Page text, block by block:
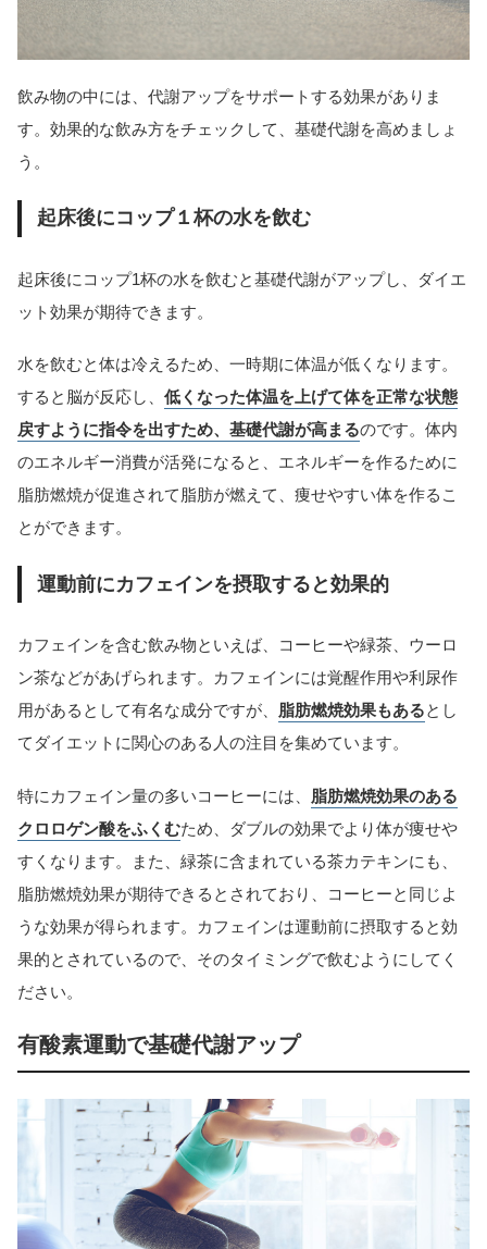
飲み物の中には、代謝アップをサポートする効果がありま
す。効果的な飲み方をチェックして、基礎代謝を高めましょ
う。
起床後にコップ１杯の水を飲む
起床後にコップ1杯の水を飲むと基礎代謝がアップし、ダイエ
ット効果が期待できます。
水を飲むと体は冷えるため、一時期に体温が低くなります。
すると脳が反応し、 低くなった体温を上げて体を正常な状態
戻すように指令を出すため、基礎代謝が高まるのです。体内
のエネルギー消費が活発になると、エネルギーを作るために
脂肪燃焼が促進されて脂肪が燃えて、痩せやすい体を作るこ
とができます。
運動前にカフェインを摂取すると効果的
カフェインを含む飲み物といえば、コーヒーや緑茶、ウーロ
ン茶などがあげられます。カフェインには覚醒作用や利尿作
用があるとして有名な成分ですが、 脂肪燃焼効果もあるとし
てダイエットに関心のある人の注目を集めています。
特にカフェイン量の多いコーヒーには、 脂肪燃焼効果のある
クロロゲン酸をふくむため、ダブルの効果でより体が痩せや
すくなります。また、緑茶に含まれている茶カテキンにも、
脂肪燃焼効果が期待できるとされており、コーヒーと同じよ
うな効果が得られます。カフェインは運動前に摂取すると効
果的とされているので、そのタイミングで飲むようにしてく
ださい。
有酸素運動で基礎代謝アップ
当サイトとは カテゴリ PAGE TOP